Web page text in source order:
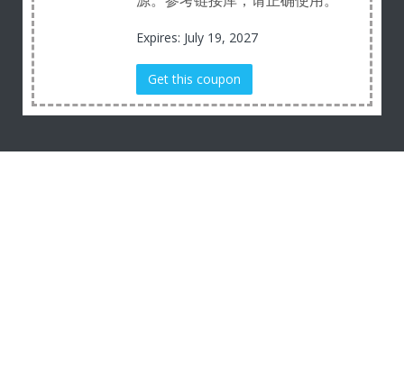
Expires: July 19, 2027
Get this coupon